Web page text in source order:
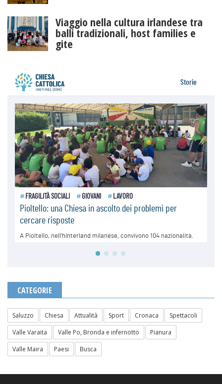
Viaggio nella cultura irlandese tra
balli tradizionali, host families e
gite
CATEGORIE
Saluzzo Chiesa Attualità Sport Cronaca
Spettacoli
Valle Varaita
Valle Po, Bronda e infernotto
Pianura
Valle Maira
Paesi Busca